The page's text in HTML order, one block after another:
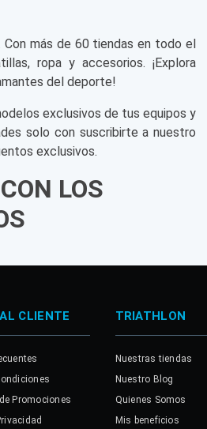
más de 60 tiendas en todo el
ropa y accesorios. ¡Explora
del deporte!
exclusivos de tus equipos y
solo con suscribirte a nuestro
exclusivos.
LOS
CLIENTE
Promociones
TRIATHLON
Nuestras tiendas
Nuestro Blog
Quienes Somos
Mis beneficios